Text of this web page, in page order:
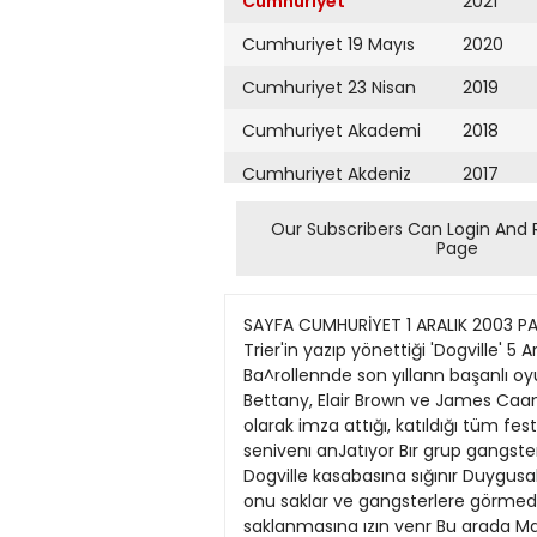
Cumhuriyet 19 Mayıs
Cumhuriyet 23 Nisan
Cumhuriyet Akademi
Cumhuriyet Akdeniz
Cumhuriyet Alışveriş
Cumhuriyet Ankara
Cumhuriyet Büyük
Taaruz
Cumhuriyet
Cumartesi
Cumhuriyet Çevre
2020
2019
2018
2017
2016
2015
2013
2012
2011
2010
2009
Our Subscribers Can Login And
Page
SAYFA CUMHURİYET 1 ARALIK 2003 PAZARTESİ ** »» J v LJ Li M. U M\ kuftur(Ş cumhuriyet.com.tr14 Ünlü oyunculann yer aldığı, Lars Von Trier'in yazıp yönettiği 'Dogville' 5 Arahk'ta ülkemizde gösterime giriyor Amerika' nın bilinen/bilinmeyen yüzüKöltür Servlsi - Ba^rollennde son yıllann başanlı oyunculanndan Oscarlı Nicole Kidman ıle Harriet Andersson, Lauren Bacall. Jean-Marc Barr, Paul Bettany, Elair Brown ve James Caan'ın yer aldıklan fc Dogville' 5 ^Aralık'ta göstenme gınyor Lars Von Trier'nm senanst ve yönetmen olarak imza attığı, katıldığı tüm festıvallerde de b»üyük ılgı göıen fılm kaçak bır kadının gızlerle dolu fcır kasabada yaşadığı ürkütücü senivenı anJatıyor Bır grup gangsterden kaçan guzel kcaçak Grace, Rocky Mountaıns'ta gumuş madenlennın bulımduğu yerdekı kuçuk Dogville kasabasına sığınır Duygusal bir film Kasabanın Uen gelenlennden olan yazar Tom, Grace'm başının dertte oldugunu anlayınca onu saklar ve gangsterlere görmedığını söyler Yapılan toplantıda Tom olanlan anlatınca kasaba halkı genç kadının ıkı hafta kasabadâ saklanmasına ızın venr Bu arada Ma Ginger'ın dükkânında çalışmaya başlayan Grace kasabadakı herkese kendını icole Kidman, Harriet Andersson Lauren Bacall Jean- Marc Barr Paul Bettany Blair Brown ve James Caan 'ın başrollerinde oynadığı ve katıldığı tümfestıvallerde büyük ilgi gören fîlmde gansgterlerden kaçan bir kadının sığındığı sırlarla dolu 'Dogville' kasabasındaki ürkütücü serüveni konu ediliyor. sevdınr Gıtme vaktı geldığınde de Grace'm kalmasına karar \ enlır 4 Temmuz kutlamalan pıknığınde de Tom ıle aşklannı ıtıraf ederler Ancak kasabaya gelen bır polıs Grace'ın 'Aranıyor' postennı duvarlara yapıştınnca herkesın tavırlan değışmeye başlar lyılık bıtmış, kotuluk yuzünu gostermeye başlamıştır. Grace'ı tam bır cehennem beklemektedır Yönetmen Lars Von Tner 'Dogville'ı çekmesının ıkı nedenı oldugunu soyluyor Bınncısı 'Karanlıkta Dans' ıle katıldığı Cannes Fılm Festı\alı'nde bazı Amenkalı gazetecılenn hıç gıtmedığı halde Amenka hakkında bır fılm yapmasını eleştırmelennın kendısını kışkırtması Ikıncı neden ıse Bertolt Brecht'ın 'The Threepenny Opera'sında soyledığı ve kendısının fa\ on konulanndan oldugunu belırttığı, öc almayı anlatan 'Pirate Jenny' şarkısını dınlerken duyumsadıklan "Filmin uzak bir yerde geçmesi gerekiyordu, çünkû 'Pirate Jenny* de bö\le bir >erde geçivordu. 'Dog\ılle'in Rocky Mountains'ta geçmesine karar verdim, eğer daha önce orada bulunmadrvsanız bu size çok fantastik gelebilir. Kaya olmavan dağ var mıdır? Bu dağların tümihle kavalarla kaplı olduğu anlamına mı gelir? Adı kulağa sanki bir